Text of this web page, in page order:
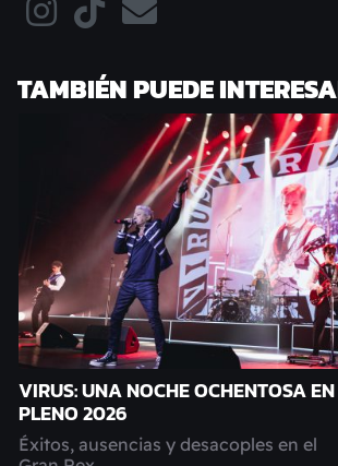
TAMBIÉN PUEDE
VIRUS: UNA NOCHE OCHENTOSA EN
PLENO 2026
Éxitos, ausencias y desacoples en el